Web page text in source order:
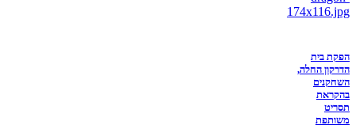
הפקת בית
הדרקון החלה,
השחקנים
בהקראת
תסריט
משותפת